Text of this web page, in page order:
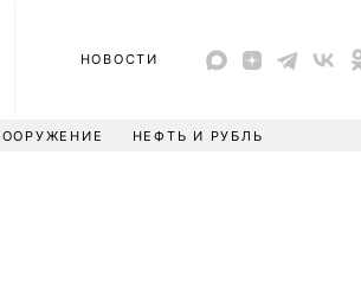
НОВОСТИ
НЕФТЬ И РУБЛЬ